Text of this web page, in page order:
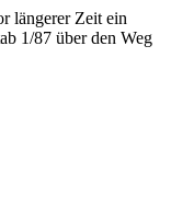
längerer Zeit ein
1/87 über den Weg